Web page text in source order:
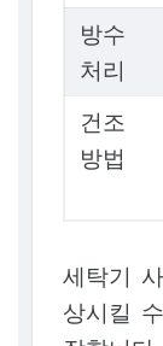
방수
처리
건조
방법
세탁기
상시킬